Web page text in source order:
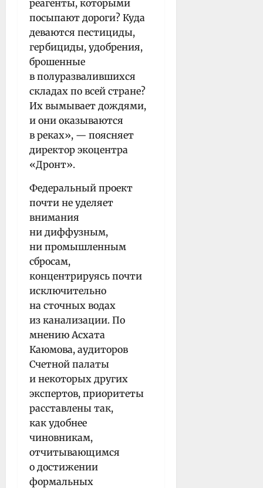
реагенты, которыми
посыпают дороги? Куда
деваются пестициды,
гербициды, удобрения,
брошенные
в полуразвалившихся
складах по всей стране?
Их вымывает дождями,
и они оказываются
в реках», — поясняет
директор экоцентра
«Дронт».
Федеральный проект
почти не уделяет
внимания
ни диффузным,
ни промышленным
сбросам,
концентрируясь почти
исключительно
на сточных водах
из канализации. По
мнению Асхата
Каюмова, аудиторов
Счетной палаты
и некоторых других
экспертов, приоритеты
расставлены так,
как удобнее
чиновникам,
отчитывающимся
о достижении
формальных